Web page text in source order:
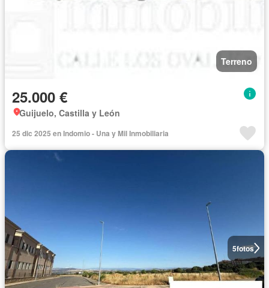
Terreno
25.000 €
Guijuelo, Castilla y León
25 dic 2025 en Indomio - Una y Mil Inmobiliaria
5fotos